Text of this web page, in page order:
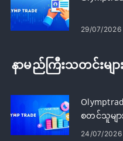
29/07/2026
နာမည်ကြီးသတင်းမျာ
စတင်သူမ
24/07/2026